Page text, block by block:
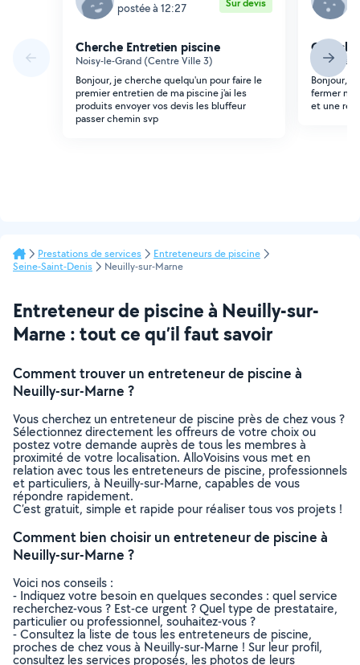
postée à 12:27 Sur devis
Cherche Entretien piscine
Noisy-le-Grand (Centre Ville 3)
Bonjour, je cherche quelqu'un pour faire le
premier entretien de ma piscine j'ai les
produits envoyer vos devis les bluffeur
passer chemin svp
Neuilly-
Bonjour,
fermer
et une
Prestations de services
Entreteneurs de piscine
Seine-Saint-Denis
Neuilly-sur-Marne
Entreteneur de piscine à Neuilly-sur-
Marne : tout ce qu’il faut savoir
Comment trouver un entreteneur de piscine à
Neuilly-sur-Marne ?
Vous cherchez un entreteneur de piscine près de chez vous ?
Sélectionnez directement les offreurs de votre choix ou
postez votre demande auprès de tous les membres à
proximité de votre localisation. AlloVoisins vous met en
relation avec tous les entreteneurs de piscine, professionnels
et particuliers, à Neuilly-sur-Marne, capables de vous
répondre rapidement.
C’est gratuit, simple et rapide pour réaliser tous vos projets !
Comment bien choisir un entreteneur de piscine à
Neuilly-sur-Marne ?
Voici nos conseils :
- Indiquez votre besoin en quelques secondes : quel service
recherchez-vous ? Est-ce urgent ? Quel type de prestataire,
particulier ou professionnel, souhaitez-vous ?
- Consultez la liste de tous les entreteneurs de piscine,
proches de chez vous à Neuilly-sur-Marne ! Sur leur profil,
consultez les services proposés, les photos de leurs